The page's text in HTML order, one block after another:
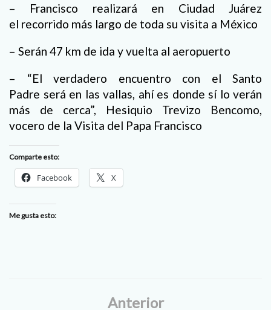
– Francisco realizará en Ciudad Juárez
el recorrido más largo de toda su visita a México
– Serán 47 km de ida y vuelta al aeropuerto
– “El verdadero encuentro con el Santo
Padre será en las vallas, ahí es donde sí lo verán
más de cerca”, Hesiquio Trevizo Bencomo,
vocero de la Visita del Papa Francisco
Comparte esto:
Facebook X
Me gusta esto:
Anterior